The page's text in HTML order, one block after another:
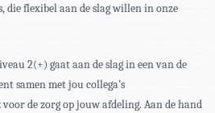
die flexibel aan de slag willen in onze
2(+) gaat aan de slag in een van de
samen met jou collega’s
de zorg op jouw afdeling. Aan de hand